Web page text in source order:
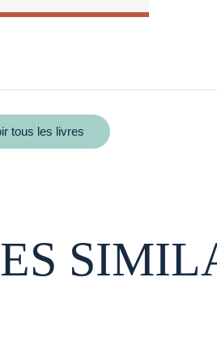
tous les livres